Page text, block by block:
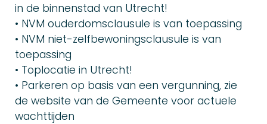
in de binnenstad van Utrecht!
• NVM ouderdomsclausule is van toepassing
• NVM niet-zelfbewoningsclausule is van
toepassing
• Toplocatie in Utrecht!
• Parkeren op basis van een vergunning, zie
de website van de Gemeente voor actuele
wachttijden